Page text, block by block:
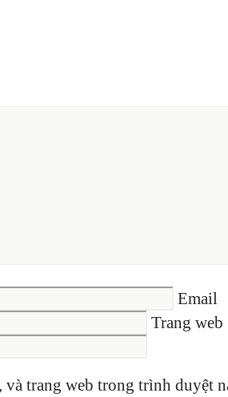
Email
Trang web
và trang web trong trình duyệt